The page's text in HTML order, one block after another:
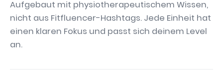
Aufgebaut mit physiotherapeutischem Wissen,
nicht aus Fitfluencer-Hashtags. Jede Einheit hat
einen klaren Fokus und passt sich deinem Level
an.